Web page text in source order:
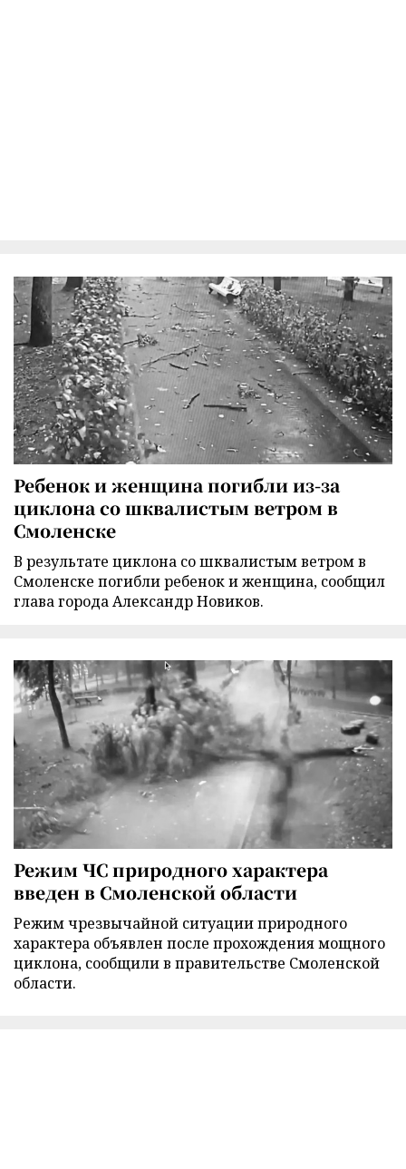
Ребенок и женщина погибли из-за
циклона со шквалистым ветром в
Смоленске
В результате циклона со шквалистым ветром в
Смоленске погибли ребенок и женщина, сообщил
глава города Александр Новиков.
Режим ЧС природного характера
введен в Смоленской области
Режим чрезвычайной ситуации природного
характера объявлен после прохождения мощного
циклона, сообщили в правительстве Смоленской
области.